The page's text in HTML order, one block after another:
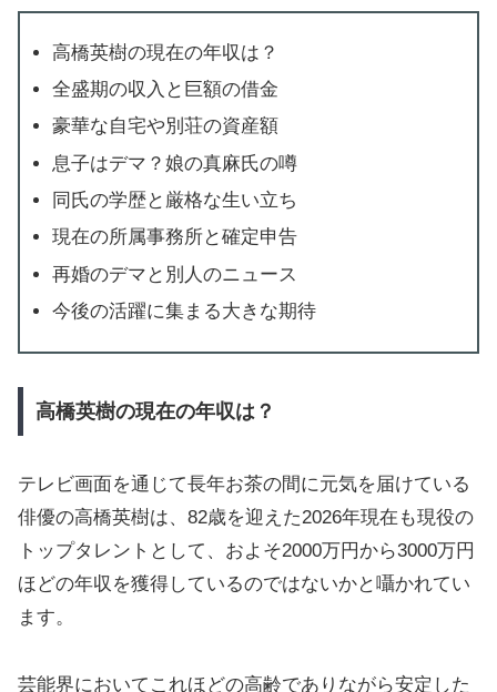
高橋英樹の現在の年収は？
全盛期の収入と巨額の借金
豪華な自宅や別荘の資産額
息子はデマ？娘の真麻氏の噂
同氏の学歴と厳格な生い立ち
現在の所属事務所と確定申告
再婚のデマと別人のニュース
今後の活躍に集まる大きな期待
高橋英樹の現在の年収は？
テレビ画面を通じて長年お茶の間に元気を届けている
俳優の高橋英樹は、82歳を迎えた2026年現在も現役の
トップタレントとして、およそ2000万円から3000万円
ほどの年収を獲得しているのではないかと囁かれてい
ます。
芸能界においてこれほどの高齢でありながら安定した